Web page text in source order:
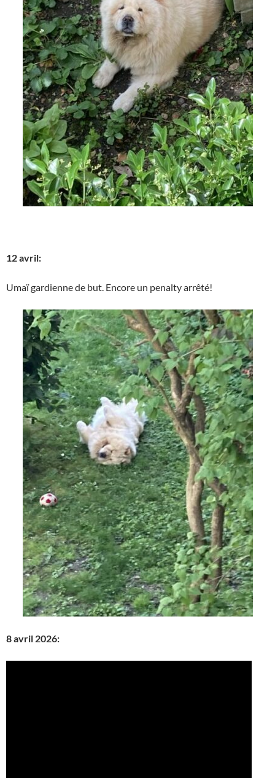
12 avril:
Umaï gardienne de but. Encore un penalty arrêté!
8 avril 2026: